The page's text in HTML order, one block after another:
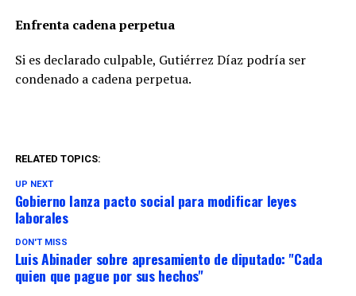
contemplados
en el proyecto
I, con el objetivo
de proteger un
Ambientalistas
volverán a las
calles Durante
el encuentro con
Ramón "Nino"
Ramos afirmó
que la rápida
Enfrenta cadena perpetua
Si es declarado culpable, Gutiérrez Díaz podría ser
condenado a cadena perpetua.
RELATED TOPICS:
UP NEXT
Gobierno lanza pacto social para modificar leyes
laborales
DON'T MISS
Luis Abinader sobre apresamiento de diputado: "Cada
quien que pague por sus hechos"